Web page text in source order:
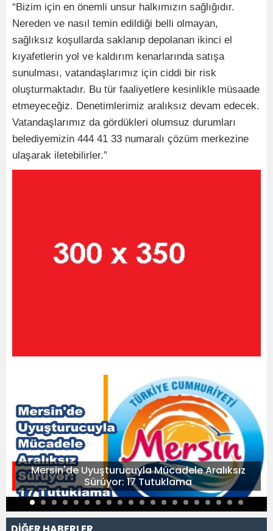
“Bizim için en önemli unsur halkımızın sağlığıdır.
Nereden ve nasıl temin edildiği belli olmayan,
sağlıksız koşullarda saklanıp depolanan ikinci el
kıyafetlerin yol ve kaldırım kenarlarında satışa
sunulması, vatandaşlarımız için ciddi bir risk
oluşturmaktadır. Bu tür faaliyetlere kesinlikle müsaade
etmeyeceğiz. Denetimlerimiz aralıksız devam edecek.
Vatandaşlarımız da gördükleri olumsuz durumları
belediyemizin 444 41 33 numaralı çözüm merkezine
ulaşarak iletebilirler.”
Mersin'de Uyuşturucuyla Mücadele Aralıksız
Sürüyor: 17 Tutuklama